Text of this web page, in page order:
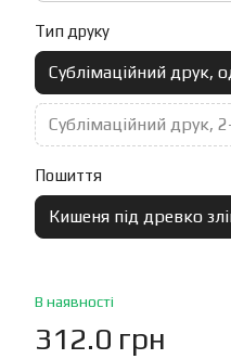
Тип друку
Сублімаційний друк,
Сублімаційний друк,
Пошиття
Кишеня під древко
В наявності
312.0 грн